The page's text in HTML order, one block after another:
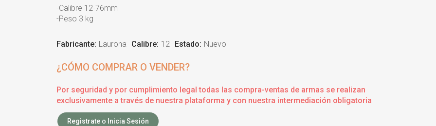
-Calibre 12-76mm
-Peso 3 kg
Fabricante: Laurona Calibre: 12 Estado: Nuevo
¿CÓMO COMPRAR O VENDER?
Por seguridad y por cumplimiento legal todas las compra-ventas de armas se realizan
exclusivamente a través de nuestra plataforma y con nuestra intermediación obligatoria
Registrate o Inicia Sesión